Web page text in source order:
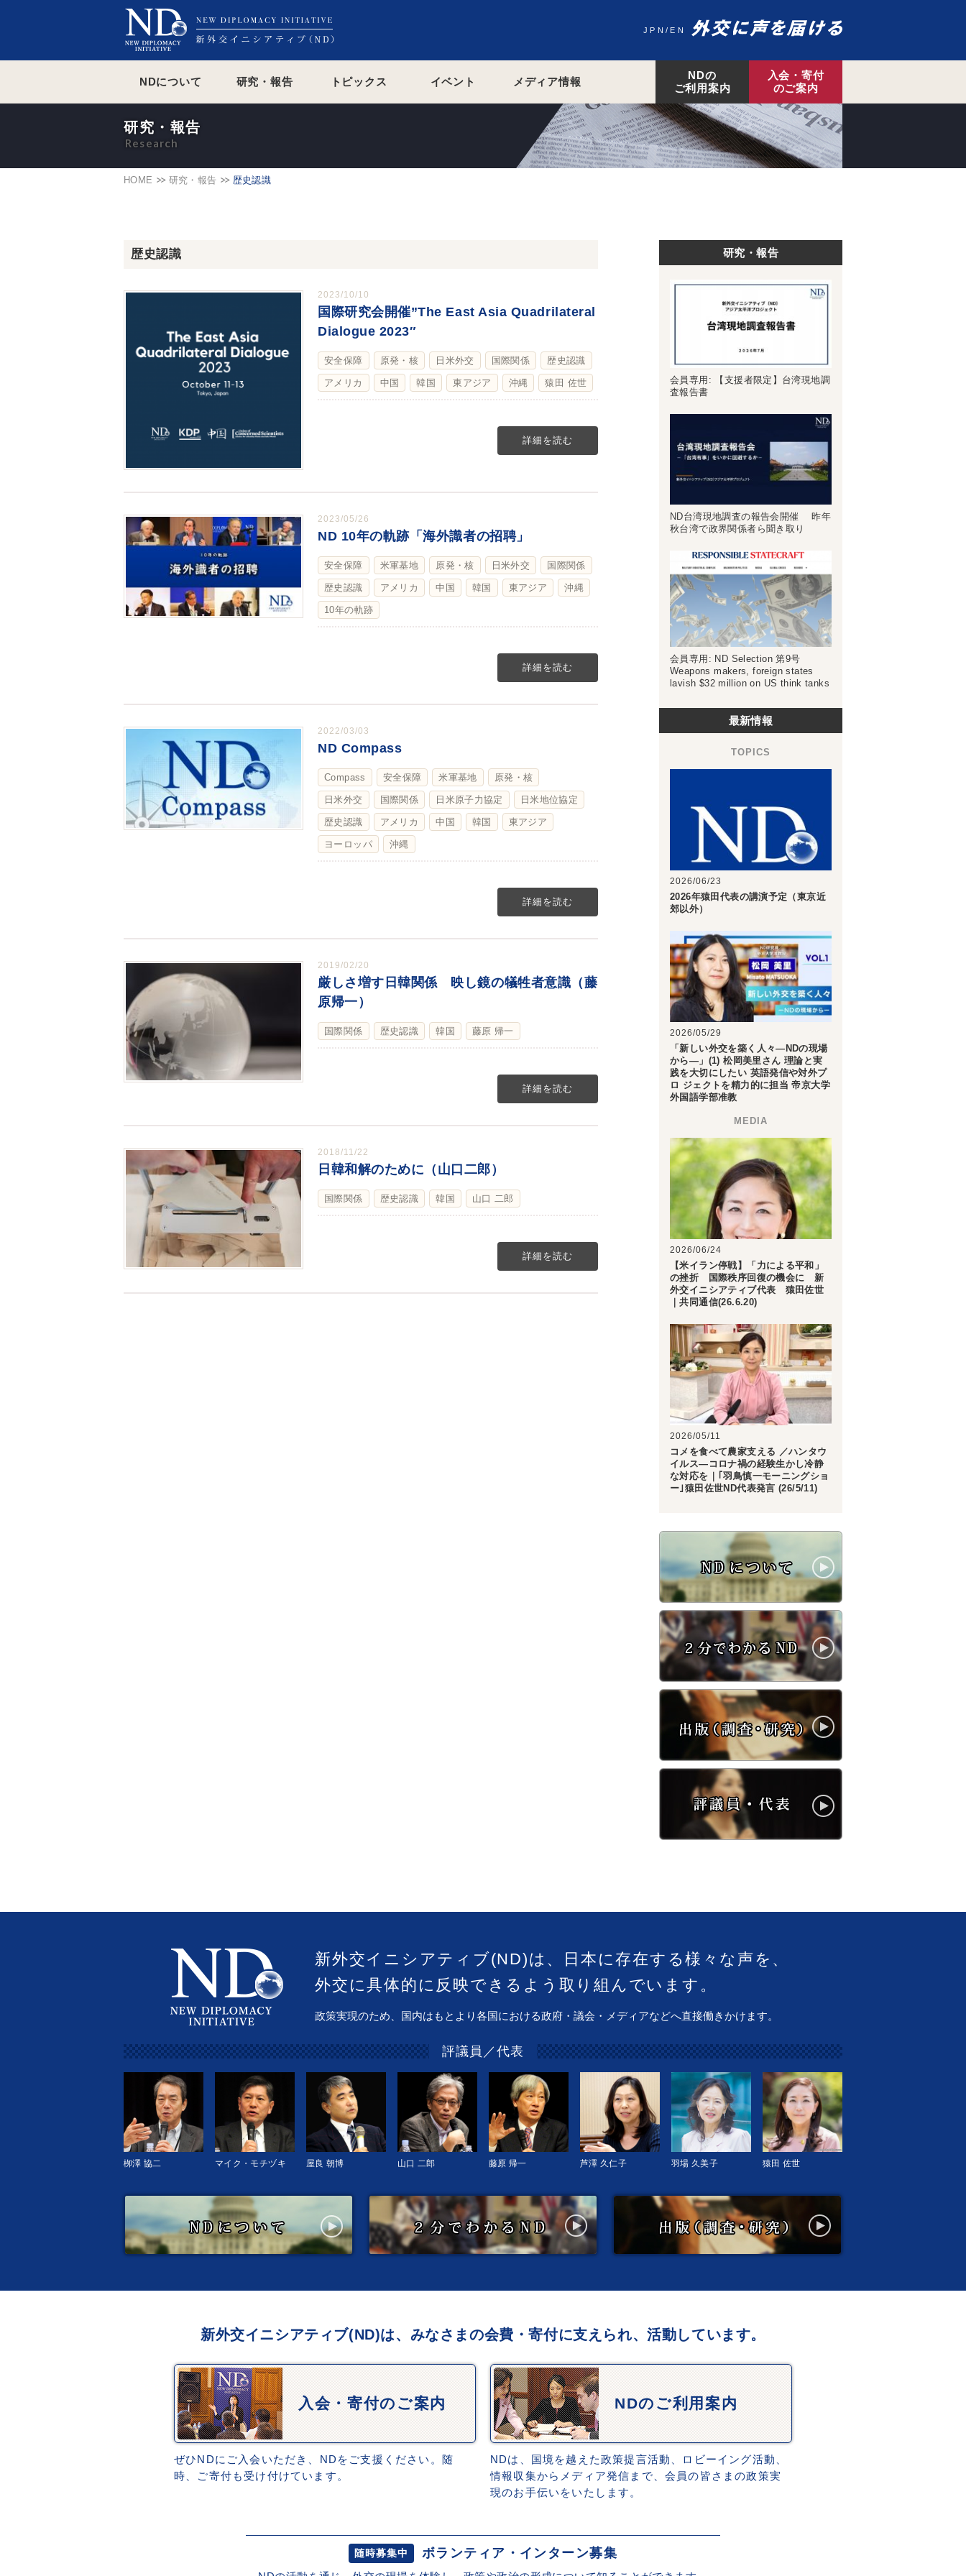
JPN EN
NDについて 研究・報告 トピックス イベント メディア情報
NDの
ご利用案内
入会・寄付
のご案内
HOME 研究・報告 歴史認識
研究・報告
歴史認識
2023/10/10
国際研究会開催”The East Asia Quadrilateral
Dialogue 2023″
安全保障 原発・核 日米外交 国際関係 歴史認識
アメリカ 中国 韓国 東アジア 沖縄 猿田 佐世
詳細を読む
2023/05/26
ND 10年の軌跡「海外識者の招聘」
安全保障 米軍基地 原発・核 日米外交 国際関係
歴史認識 アメリカ 中国 韓国 東アジア 沖縄
10年の軌跡
詳細を読む
2022/03/03
ND Compass
Compass 安全保障 米軍基地 原発・核
日米外交 国際関係 日米原子力協定 日米地位協定
歴史認識 アメリカ 中国 韓国 東アジア
ヨーロッパ 沖縄
詳細を読む
2019/02/20
厳しさ増す日韓関係 映し鏡の犠牲者意識（藤
原帰一）
国際関係 歴史認識 韓国 藤原 帰一
詳細を読む
2018/11/22
日韓和解のために（山口二郎）
国際関係 歴史認識 韓国 山口 二郎
詳細を読む
研究・報告
会員専用: 【支援者限定】台湾現地調
査報告書
ND台湾現地調査の報告会開催 昨年
秋台湾で政界関係者ら聞き取り
会員専用: ND Selection 第9号
Weapons makers, foreign states
lavish $32 million on US think tanks
最新情報
2026/06/23
2026年猿田代表の講演予定（東京近
郊以外）
2026/05/29
「新しい外交を築く人々―NDの現場
から―」(1) 松岡美里さん 理論と実
践を大切にしたい 英語発信や対外プ
ロ ジェクトを精力的に担当 帝京大学
外国語学部准教
2026/06/24
【米イラン停戦】「力による平和」
の挫折 国際秩序回復の機会に 新
外交イニシアティブ代表 猿田佐世
｜共同通信(26.6.20)
2026/05/11
コメを食べて農家支える ／ハンタウ
イルス―コロナ禍の経験生かし冷静
な対応を｜｢羽鳥慎一モーニングショ
ー｣猿田佐世ND代表発言 (26/5/11)
新外交イニシアティブ(ND)は、日本に存在する様々な声を、
外交に具体的に反映できるよう取り組んでいます。
政策実現のため、国内はもとより各国における政府・議会・メディアなどへ直接働きかけます。
評議員／代表
栁澤 協二 マイク・モチヅキ 屋良 朝博 山口 二郎 藤原 帰一 芦澤 久仁子 羽場 久美子 猿田 佐世
新外交イニシアティブ(ND)は、みなさまの会費・寄付に支えられ、活動しています。
入会・寄付のご案内
ぜひNDにご入会いただき、NDをご支援ください。随
時、ご寄付も受け付けています。
NDのご利用案内
NDは、国境を越えた政策提言活動、ロビーイング活動、
情報収集からメディア発信まで、会員の皆さまの政策実
現のお手伝いをいたします。
随時募集中 ボランティア・インターン募集